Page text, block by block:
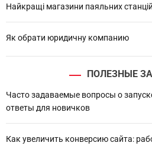
Найкращі магазини паяльних
Як обрати юридичну компанию
ПОЛЕЗНЫЕ
Часто задаваемые вопросы о
ответы для новичков
Как увеличить конверсию сайта: